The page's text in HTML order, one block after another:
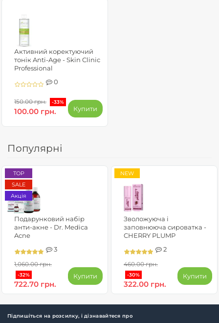
Активний коректуючий
тонік Anti-Age - Skin Clinic
Professional
0
150.00 грн. -33%
100.00 грн. Купити
Популярні
TOP
SALE
Акція
Подарунковий набір
анти-акне - Dr. Medica
Acne
3
1,060.00 грн.
-32%
722.70 грн.
Купити
NEW
Зволожуюча і
заповнююча сироватка -
CHERRY PLUMP
2
460.00 грн.
-30%
322.00 грн.
Купити
Підпишіться на розсилку, і дізнавайтеся про